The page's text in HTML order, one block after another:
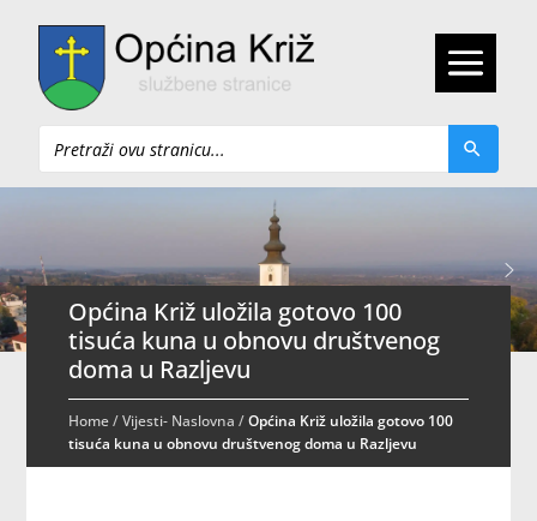
Pretraži
Općina Križ uložila gotovo 100
tisuća kuna u obnovu društvenog
doma u Razljevu
Home/Vijesti- Naslovna /Općina Križ uložila gotovo 100
tisuća kuna u obnovu društvenog doma u Razljevu